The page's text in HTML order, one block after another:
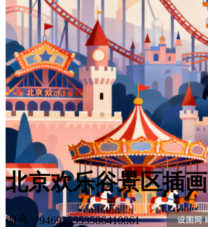
北京欢乐谷景区插画
编号：946925553586410861